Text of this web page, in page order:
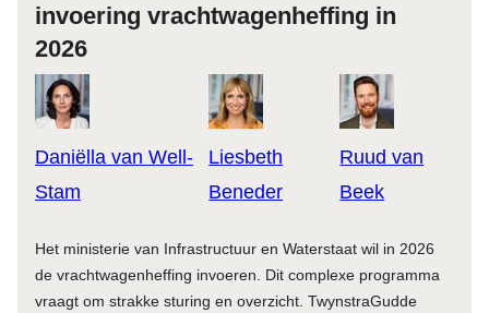
invoering vrachtwagenheffing in
2026
Daniëlla van Well-
Stam
Liesbeth
Beneder
Ruud van
Beek
Het ministerie van Infrastructuur en Waterstaat wil in 2026
de vrachtwagenheffing invoeren. Dit complexe programma
vraagt om strakke sturing en overzicht. TwynstraGudde